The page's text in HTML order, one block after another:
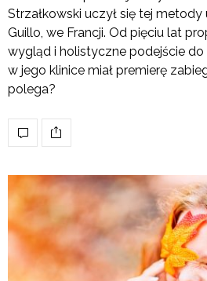
Strzałkowski uczył się tej metody
Guillo, we Francji. Od pięciu lat
wygląd i holistyczne podejście
w jego klinice miał premierę
polega?